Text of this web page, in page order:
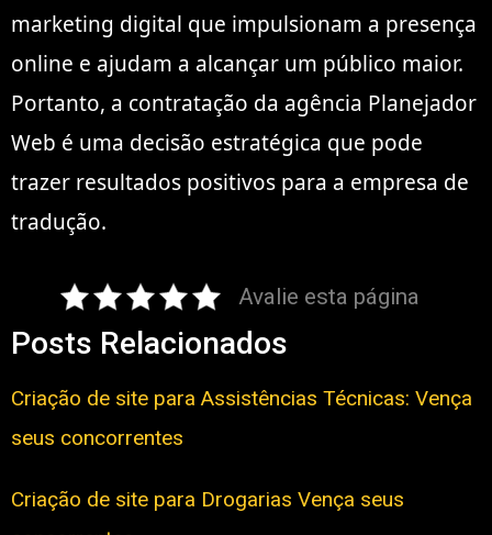
marketing digital que impulsionam a presença
online e ajudam a alcançar um público maior.
Portanto, a contratação da agência Planejador
Web é uma decisão estratégica que pode
trazer resultados positivos para a empresa de
tradução.
Avalie esta página
Posts Relacionados
Criação de site para Assistências Técnicas: Vença
seus concorrentes
Criação de site para Drogarias Vença seus